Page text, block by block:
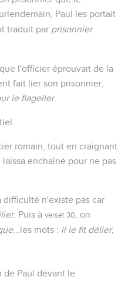
Paul les portait
traduit par prisonnier
l'officier éprouvait de la
fait lier son prisonnier,
le flageller.
romain, tout en craignant
enchaîné pour ne pas
n'existe pas car
. Puis à verset 30
, on
...les mots : il le fit délier,
de Paul devant le